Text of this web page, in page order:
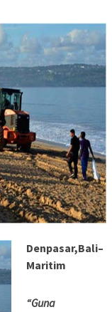
Denpasar,Bali–
Maritim
“Guna